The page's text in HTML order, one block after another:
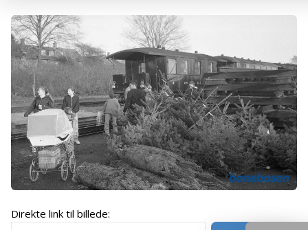
Direkte link til billede: